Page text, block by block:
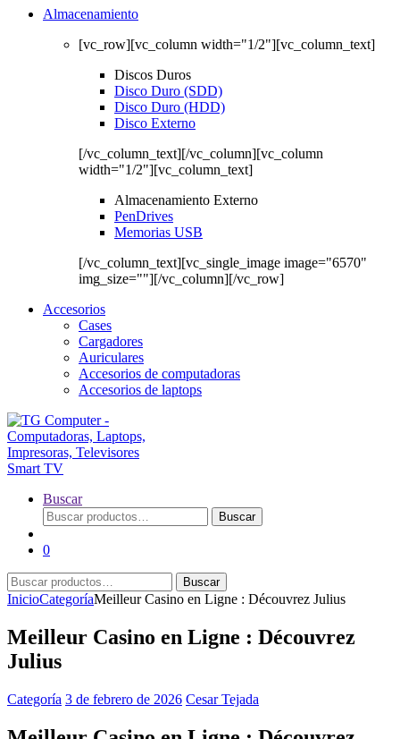
Almacenamiento
[vc_row][vc_column width="1/2"][vc_column_text]
Discos Duros
Disco Duro (SDD)
Disco Duro (HDD)
Disco Externo
[/vc_column_text][/vc_column][vc_column
width="1/2"][vc_column_text]
Almacenamiento Externo
PenDrives
Memorias USB
[/vc_column_text][vc_single_image image="6570"
img_size=""][/vc_column][/vc_row]
Accesorios
Cases
Cargadores
Auriculares
Accesorios de computadoras
Accesorios de laptops
Buscar
Buscar
por:
Buscar
0
Buscar
por:
Buscar
InicioCategoríaMeilleur Casino en Ligne : Découvrez Julius
Meilleur Casino en Ligne : Découvrez
Julius
Categoría 3 de febrero de 2026 Cesar Tejada